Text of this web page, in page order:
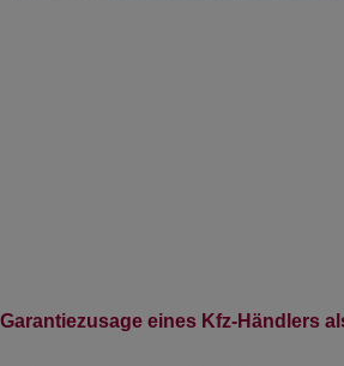
eines Kfz-Händlers